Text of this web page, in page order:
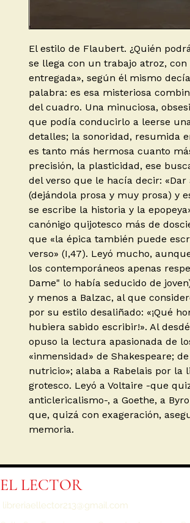
El estilo de Flaubert. ¿Quién
se llega con un trabajo atroz,
entregada», según él mismo
palabra: es esa misteriosa
del cuadro. Una minuciosa,
que podía conducirlo a leerse
detalles; la sonoridad, resumida
es tanto más hermosa cuanto
precisión, la plasticidad, ese
del verso que le hacía decir:
(dejándola prosa y muy prosa) y
se escribe la historia y la
canónigo quijotesco más de
que «la épica también puede
verso» (I,47). Leyó mucho,
los contemporáneos apenas
Dame" lo había seducido de
y menos a Balzac, al que
por su estilo desaliñado: «¡Qué
hubiera sabido escribir!». Al
opuso la lectura apasionada de
«inmensidad» de Shakespeare;
nutricio»; alaba a Rabelais por la
grotesco. Leyó a Voltaire -que
anticlericalismo-, a Goethe, a
que, quizá con exageración,
memoria.
EL LECTOR
libreriaellector213@gmail.com